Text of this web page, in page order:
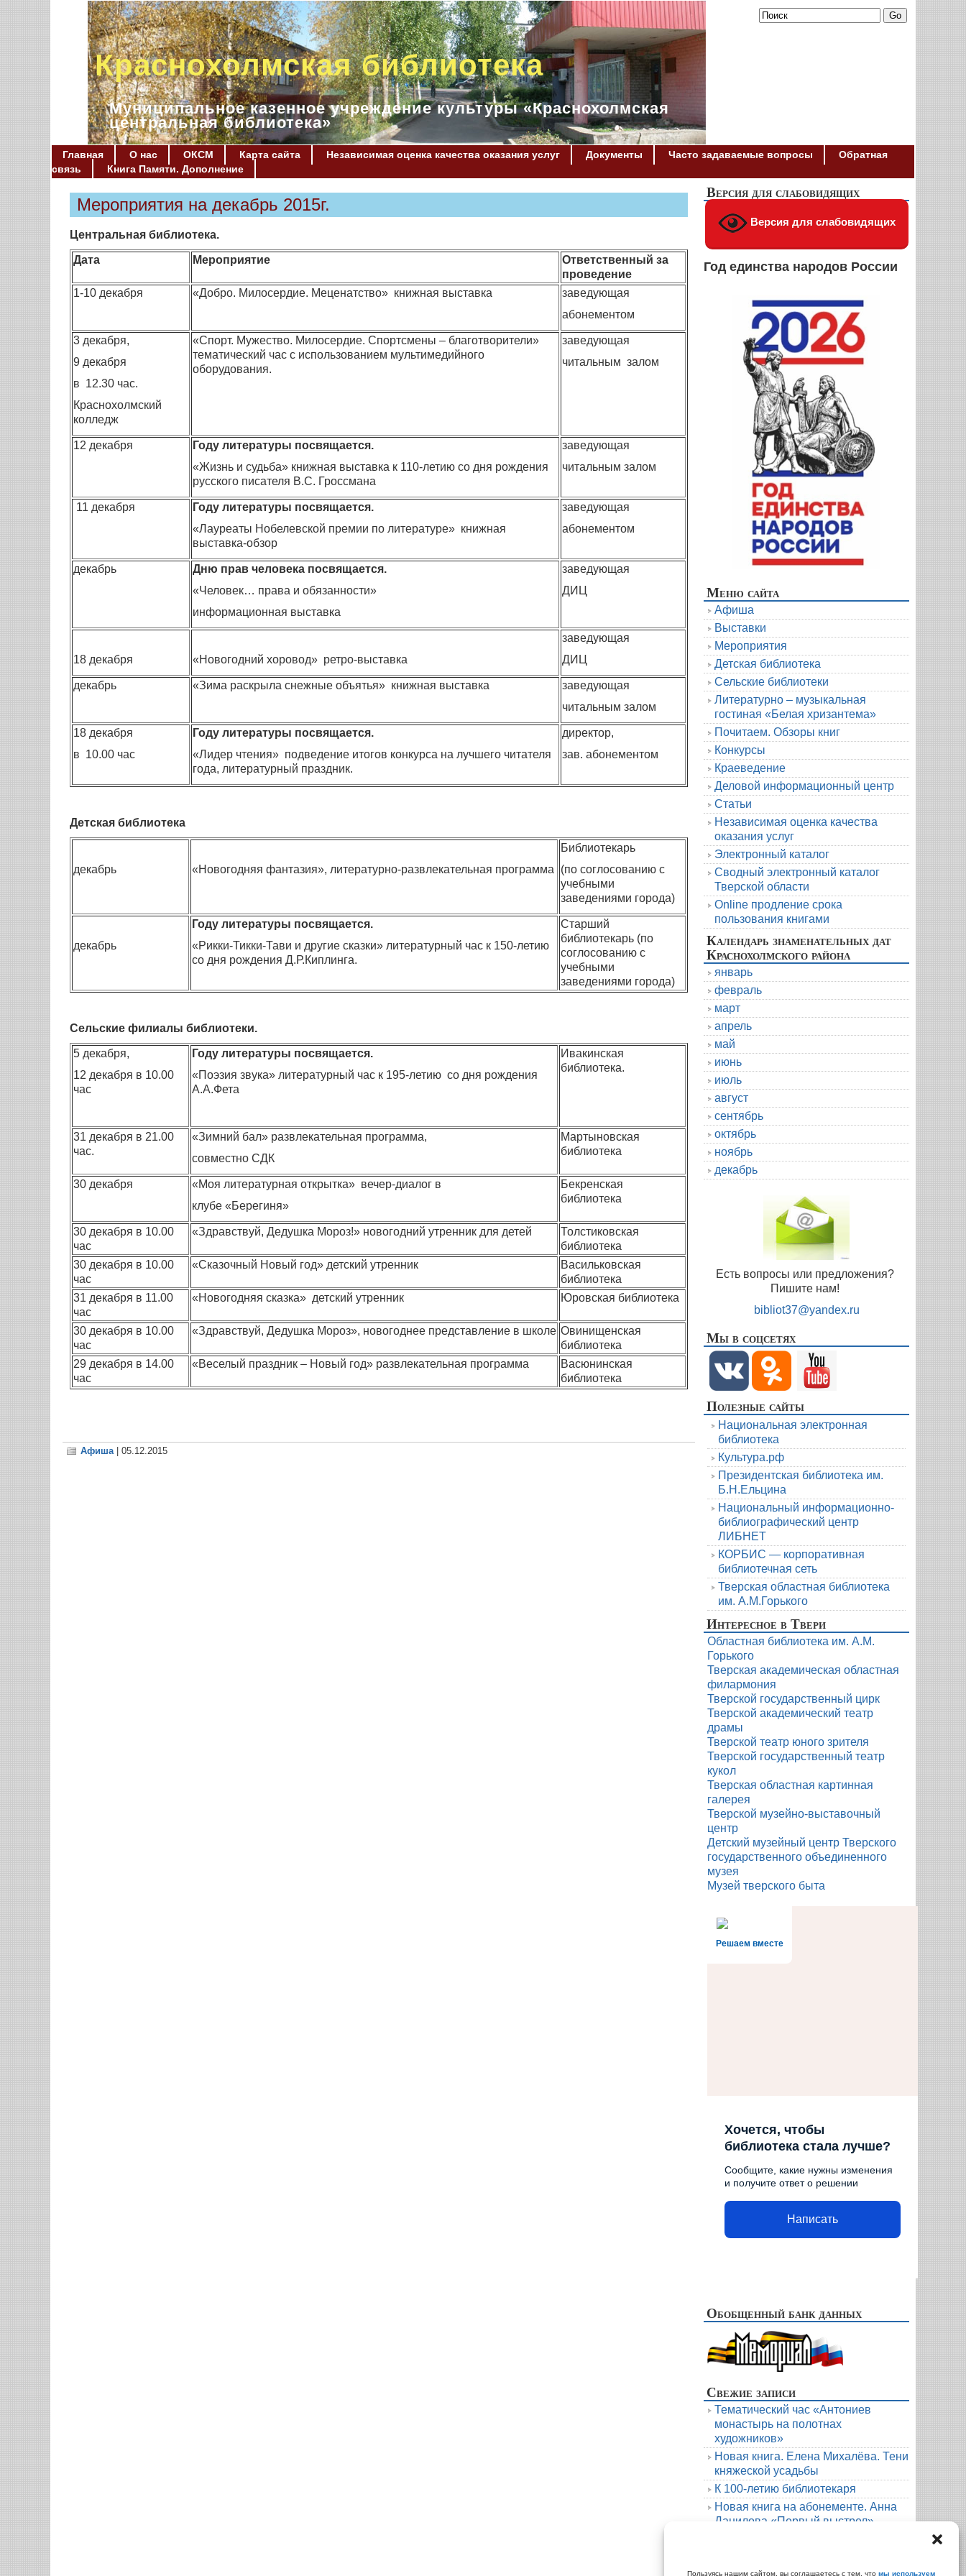
Пользуясь нашим сайтом, вы соглашаетесь с тем, что мы используем
Краснохолмская библиотека
Муниципальное казенное учреждение культуры «Краснохолмская
центральная библиотека»
Главная О нас ОКСМ Карта сайта Независимая оценка качества оказания услуг Документы Часто задаваемые вопросы
Обратная
связь
Книга Памяти. Дополнение
Мероприятия на декабрь 2015г.
Центральная библиотека.
Дата Мероприятие
Ответственный за
проведение
1-10 декабря
«Добро. Милосердие. Меценатство» книжная выставка
заведующая
абонементом
3 декабря,
9 декабря
в 12.30 час.
Краснохолмский
колледж
«Спорт. Мужество. Милосердие. Спортсмены – благотворители»
тематический час с использованием мультимедийного
оборудования.
заведующая
читальным залом
12 декабря
Году литературы посвящается.
«Жизнь и судьба» книжная выставка к 110-летию со дня рождения
русского писателя В.С. Гроссмана
заведующая
читальным залом
11 декабря
Году литературы посвящается.
«Лауреаты Нобелевской премии по литературе» книжная
выставка-обзор
заведующая
абонементом
декабрь
Дню прав человека посвящается.
«Человек… права и обязанности»
информационная выставка
заведующая
ДИЦ
18 декабря «Новогодний хоровод» ретро-выставка
заведующая
ДИЦ
декабрь «Зима раскрыла снежные объятья» книжная выставка
заведующая
читальным залом
18 декабря
в 10.00 час
Году литературы посвящается.
«Лидер чтения» подведение итогов конкурса на лучшего читателя
года, литературный праздник.
директор,
зав. абонементом
Детская библиотека
декабрь «Новогодняя фантазия», литературно-развлекательная программа
Библиотекарь
(по соглосованию с
учебными
заведениями города)
декабрь
Году литературы посвящается.
«Рикки-Тикки-Тави и другие сказки» литературный час к 150-летию
со дня рождения Д.Р.Киплинга.
Старший
библиотекарь (по
соглосованию с
учебными
заведениями города)
Сельские филиалы библиотеки.
5 декабря,
12 декабря в 10.00
час
Году литературы посвящается.
«Поэзия звука» литературный час к 195-летию со дня рождения
А.А.Фета
Ивакинская
библиотека.
31 декабря в 21.00
час.
«Зимний бал» развлекательная программа,
совместно СДК
Мартыновская
библиотека
30 декабря
«Моя литературная открытка» вечер-диалог в
клубе «Берегиня»
Бекренская
библиотека
30 декабря в 10.00
час
«Здравствуй, Дедушка Мороз!» новогодний утренник для детей
Толстиковская
библиотека
30 декабря в 10.00
час
«Сказочный Новый год» детский утренник
Васильковская
библиотека
31 декабря в 11.00
час
«Новогодняя сказка» детский утренник Юровская библиотека
30 декабря в 10.00
час
«Здравствуй, Дедушка Мороз», новогоднее представление в школе Овинищенская
библиотека
29 декабря в 14.00
час
«Веселый праздник – Новый год» развлекательная программа
Васюнинская
библиотека
Афиша| 05.12.2015
Версия для слабовидящих
Версия для слабовидящих
Год единства народов России
Меню сайта
Афиша
Выставки
Мероприятия
Детская библиотека
Сельские библиотеки
Литературно – музыкальная
гостиная «Белая хризантема»
Почитаем. Обзоры книг
Конкурсы
Краеведение
Деловой информационный центр
Статьи
Независимая оценка качества
оказания услуг
Электронный каталог
Сводный электронный каталог
Тверской области
Online продление срока
пользования книгами
Календарь знаменательных дат
Краснохолмского района
январь
февраль
март
апрель
май
июнь
июль
август
сентябрь
октябрь
ноябрь
декабрь
Есть вопросы или предложения?
Пишите нам!
bibliot37@yandex.ru
Мы в соцсетях
Полезные сайты
Национальная электронная
библиотека
Культура.рф
Президентская библиотека им.
Б.Н.Ельцина
Национальный информационно-
библиографический центр
ЛИБНЕТ
КОРБИС — корпоративная
библиотечная сеть
Тверская областная библиотека
им. А.М.Горького
Интересное в Твери
Областная библиотека им. А.М.
Горького
Тверская академическая областная
филармония
Тверской государственный цирк
Тверской академический театр
драмы
Тверской театр юного зрителя
Тверской государственный театр
кукол
Тверская областная картинная
галерея
Тверской музейно-выставочный
центр
Детский музейный центр Тверского
государственного объединенного
музея
Музей тверского быта
Решаем вместе
Хочется, чтобы
библиотека стала лучше?
Сообщите, какие нужны изменения
и получите ответ о решении
Написать
Обобщенный банк данных
Свежие записи
Тематический час «Антониев
монастырь на полотнах
художников»
Новая книга. Елена Михалёва. Тени
княжеской усадьбы
К 100-летию библиотекаря
Новая книга на абонементе. Анна
Данилова «Первый выстрел»